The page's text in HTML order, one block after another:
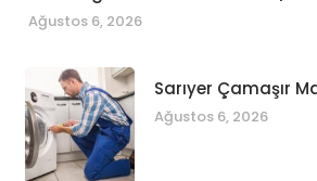
Ağustos 6, 2026
Sarıyer Çamaşır
Ağustos 6, 2026